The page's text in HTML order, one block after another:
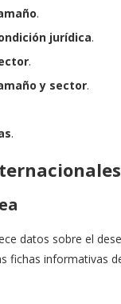
.
jurídica.
.
y sector.
.
datos sobre el
fichas informativas